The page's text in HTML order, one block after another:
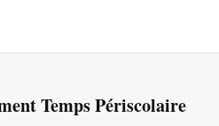
Temps Périscolaire